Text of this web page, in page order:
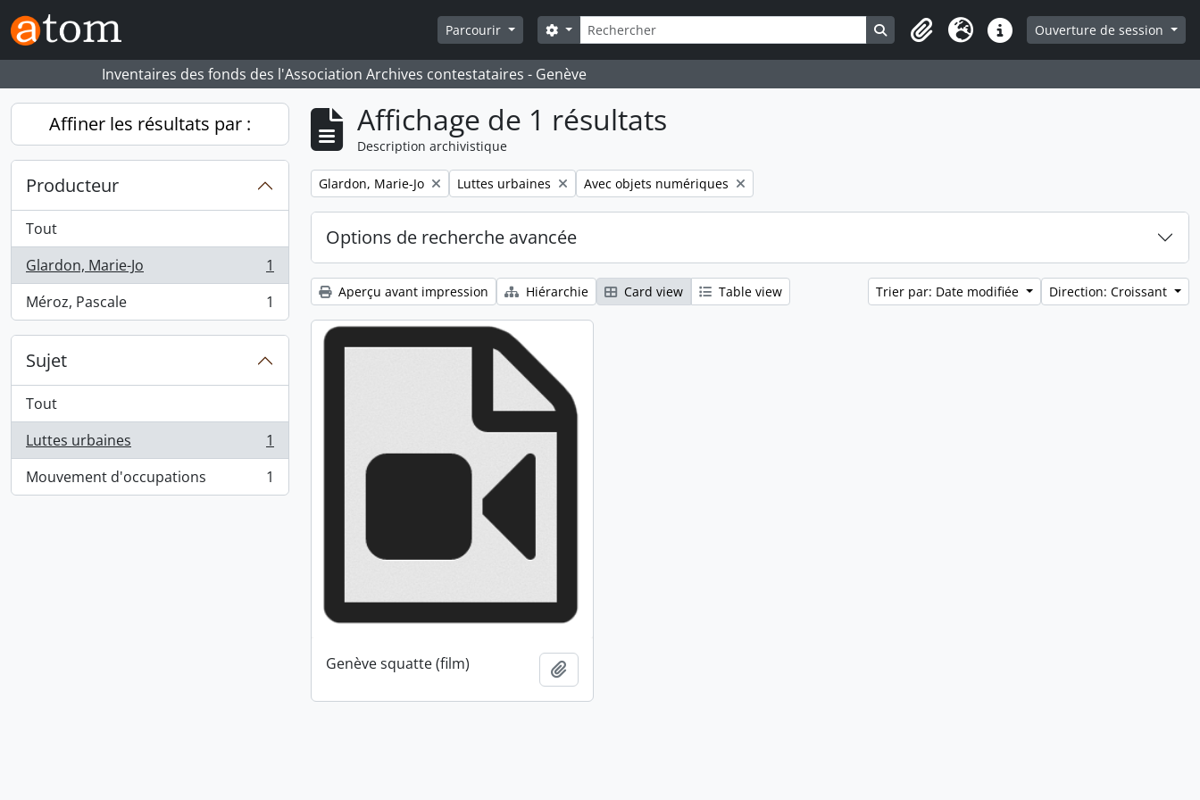
Skip to main content
Parcourir
Rechercher
Search options Search in browse page
Presse-papier
LangueLiens rapidesOuverture de session
Inventaires des fonds des l'Association Archives contestataires - Genève
Affiner les résultats par :
Producteur
Tout
Glardon, Marie-Jo
, 1 résultats
1
Méroz, Pascale
, 1 résultats 1
Sujet
Tout
Luttes urbaines
, 1 résultats
1
Mouvement d'occupations
, 1 résultats 1
Affichage de 1 résultats
Description archivistique
Remove filter:
Glardon, Marie-Jo Remove filter:
Luttes urbaines Remove filter:
Avec objets numériques
Options de recherche avancée
Aperçu avant impression Hiérarchie Card view Table view Trier par: Date modifiée Direction: Croissant
Genève squatte (film)